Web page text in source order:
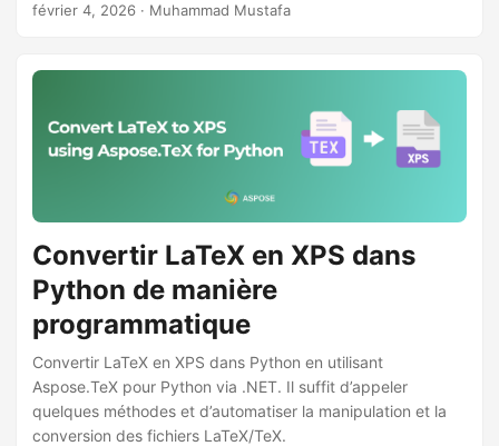
février 4, 2026 · Muhammad Mustafa
Convertir LaTeX en XPS dans
Python de manière
programmatique
Convertir LaTeX en XPS dans Python en utilisant
Aspose.TeX pour Python via .NET. Il suffit d’appeler
quelques méthodes et d’automatiser la manipulation et la
conversion des fichiers LaTeX/TeX.